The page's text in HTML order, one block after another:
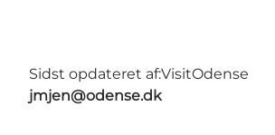
Sidst opdateret af:VisitOdense
jmjen@odense.dk